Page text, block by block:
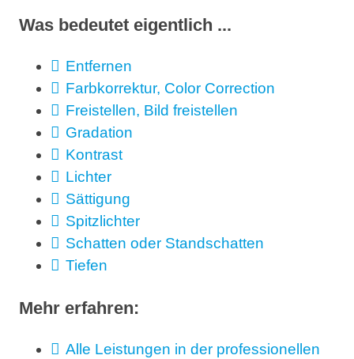
Was bedeutet eigentlich ...
Entfernen
Farbkorrektur, Color Correction
Freistellen, Bild freistellen
Gradation
Kontrast
Lichter
Sättigung
Spitzlichter
Schatten oder Standschatten
Tiefen
Mehr erfahren:
Alle Leistungen in der professionellen